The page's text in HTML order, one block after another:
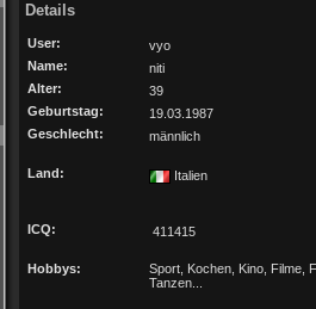
Details
User:
vyo
Name:
niti
Alter:
39
Geburtstag:
19.03.1987
Geschlecht:
männlich
Land: Italien
ICQ: 411415
Hobbys:
Sport, Kochen, Kino, Filme,
Tanzen...